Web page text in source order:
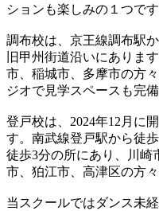
ションも楽しみの１つです
調布校は、京王線調布駅
旧甲州街道沿いにありま
市、稲城市、多摩市の方
ジオで見学スペースも完備
登戸校は、2024年12月に
す。南武線登戸駅から徒
徒歩3分の所にあり、川崎
市、狛江市、高津区の方
当スクールではダンス未